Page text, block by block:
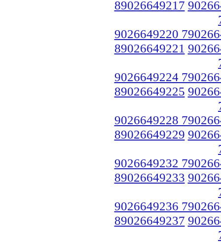
89026649217
9026649220
89026649221
9026649224
89026649225
9026649228
89026649229
9026649232
89026649233
9026649236
89026649237